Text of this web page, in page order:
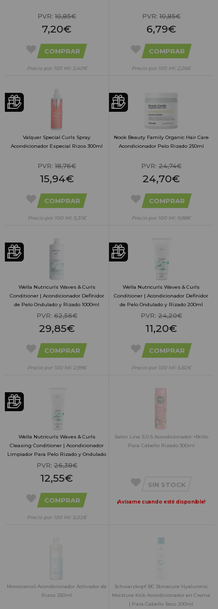
PVR: 10,85€
7,20€
COMPRAR
Precio por 100 Ml: 2,40€
PVR:10,85€
6,79€
COMPRAR
Precio por 100 Ml: 2,26€
Valquer Special Curls Spray
Acondicionador Especial Rizos 300ml
PVR: 18,76€
15,94€
COMPRAR
Precio por 100 Ml: 5,31€
Nook Beauty Family Organic Hair Care
Acondicionador Pelo Rizado 250ml
PVR:24,74€
24,70€
COMPRAR
Precio por 100 Ml: 9,88€
Wella Nutricurls Waves & Curls
Conditioner | Acondicionador Definidor
de Pelo Ondulado y Rizado 1000ml
PVR:62,56€
29,85€
COMPRAR
Precio por 100 Ml: 2,99€
Wella Nutricurls Waves & Curls
Conditioner | Acondicionador Definidor
de Pelo Ondulado y Rizado 200ml
PVR:24,20€
11,20€
COMPRAR
Precio por 100 Ml: 5,60€
Wella Nutricurls Waves & Curls
Cleasing Conditioner | Acondicionador
Limpiador Para Pelo Rizado y Ondulado
250ml
PVR:26,38€
12,55€
COMPRAR
Precio por 100 Ml: 5,02€
Salon Line S.O.S Acondicionador +Brillo
Para Cabello Rizado 300ml
SIN STOCK
¡Avísame cuando esté disponible!
Moroccanoil Acondicionador Activador de
Rizos 250ml
Schwarzkopf BC Bonacure Hyaluronic
Moisture Kick Acondicionador en Crema
| Para Cabello Seco 200ml